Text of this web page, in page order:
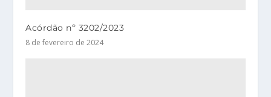
Acórdão nº 3202/2023
8 de fevereiro de 2024